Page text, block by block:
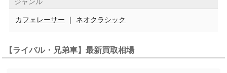
カフェレーサー ｜ ネオクラシック
【ライバル・兄弟車】最新買取相場